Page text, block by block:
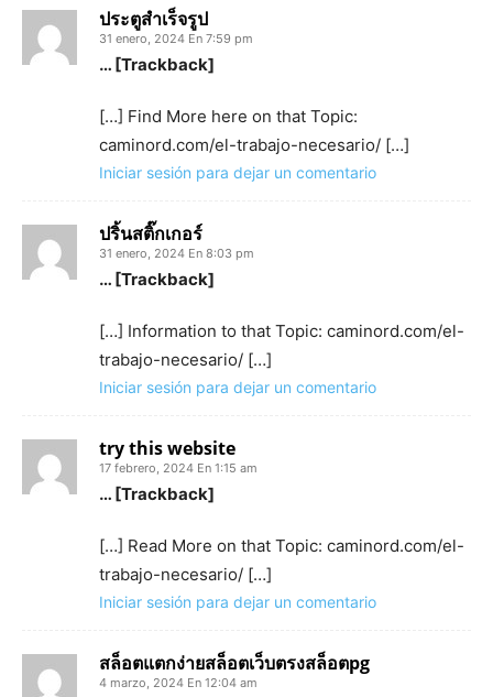
ประตูสำเร็จรูป
31 enero, 2024 En 7:59 pm
… [Trackback]
[…] Find More here on that Topic:
caminord.com/el-trabajo-necesario/ […]
Iniciar sesión para dejar un comentario
ปริ้นสติ๊กเกอร์
31 enero, 2024 En 8:03 pm
… [Trackback]
[…] Information to that Topic: caminord.com/el-
trabajo-necesario/ […]
Iniciar sesión para dejar un comentario
try this website
17 febrero, 2024 En 1:15 am
… [Trackback]
[…] Read More on that Topic: caminord.com/el-
trabajo-necesario/ […]
Iniciar sesión para dejar un comentario
สล็อตแตกง่ายสล็อตเว็บตรงสล็อตpg
4 marzo, 2024 En 12:04 am